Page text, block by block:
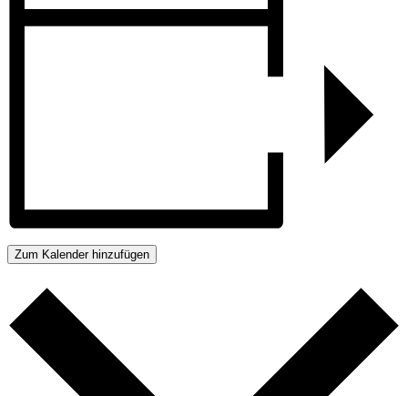
Zum Kalender hinzufügen